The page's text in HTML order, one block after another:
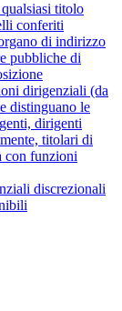
titolo
conferiti
di indirizzo
pubbliche di
dirigenziali (da
distinguano le
dirigenti
titolari di
con funzioni
discrezionali